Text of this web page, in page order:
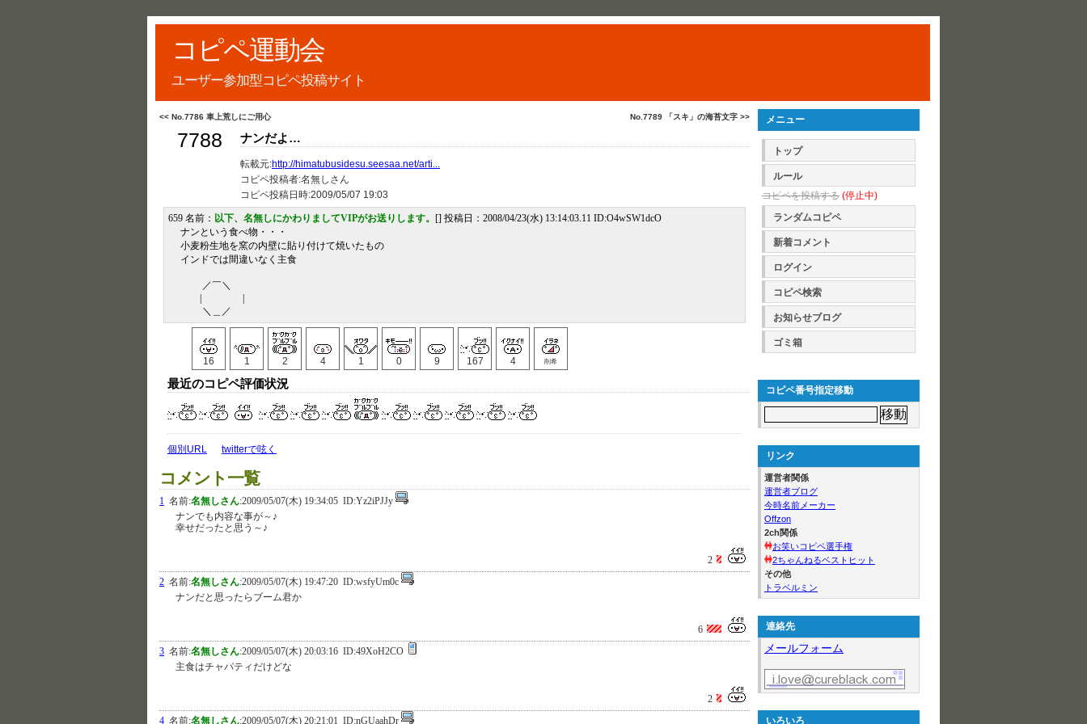
コピペ運動会
ユーザー参加型コピペ投稿サイト
No.7789 「スキ」の海苔文字 >>
<< No.7786 車上荒しにご用心
7788 ナンだよ…
転載元:http://himatubusidesu.seesaa.net/arti...
コピペ投稿者:名無しさん
コピペ投稿日時:2009/05/07 19:03
659 名前： 以下、名無しにかわりましてVIPがお送りします。 [] 投稿日：2008/04/23(水) 13:14:03.11 ID:O4wSW1dcO
ナンという食べ物・・・
小麦粉生地を窯の内壁に貼り付けて焼いたもの
インドでは間違いなく主食
／￣＼
＼＿／
16 1 2 4 1 0 9 167 4 削希
最近のコピペ評価状況
個別URL twitterで呟く
コメント一覧
1 名前:名無しさん:2009/05/07(木) 19:34:05 ID:Yz2iPJJy
ナンでも内容な事が～♪
幸せだったと思う～♪
2
2 名前:名無しさん:2009/05/07(木) 19:47:20 ID:wsfyUm0c
ナンだと思ったらブーム君か
6
3 名前:名無しさん:2009/05/07(木) 20:03:16 ID:49XoH2CO
主食はチャパティだけどな
2
4 名前:名無しさん:2009/05/07(木) 20:21:01 ID:nGUaahDr
メニュー
トップ
ルール
コピペを投稿する (停止中)
ランダムコピペ
新着コメント
ログイン
コピペ検索
お知らせブログ
ゴミ箱
コピペ番号指定移動
リンク
運営者関係
運営者ブログ
今時名前メーカー
Offzon
2ch関係
お笑いコピペ選手権
2ちゃんねるベストヒット
その他
トラベルミン
連絡先
メールフォーム
いろいろ